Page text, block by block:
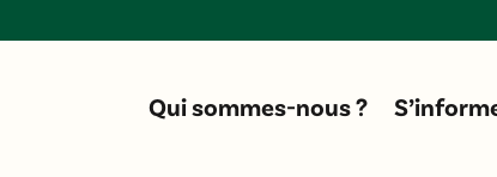
Qui sommes-nous ?